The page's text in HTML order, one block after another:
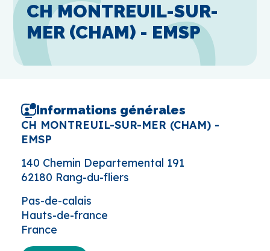
CH MONTREUIL-SUR-
MER (CHAM) - EMSP
Informations générales
CH MONTREUIL-SUR-MER (CHAM) -
EMSP
140 Chemin Departemental 191
62180 Rang-du-fliers
Pas-de-calais
Hauts-de-france
France